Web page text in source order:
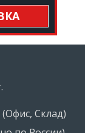
Склад)